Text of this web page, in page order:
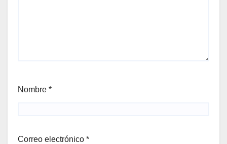
Nombre *
Correo electrónico *